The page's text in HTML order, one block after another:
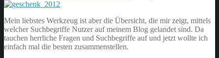
Mein liebstes Werkzeug ist aber die Übersicht, die mir zeigt, mittels
welcher Suchbegriffe Nutzer auf meinem Blog gelandet sind. Da
tauchen herrliche Fragen und Suchbegriffe auf und jetzt wollte ich
einfach mal die besten zusammenstellen.